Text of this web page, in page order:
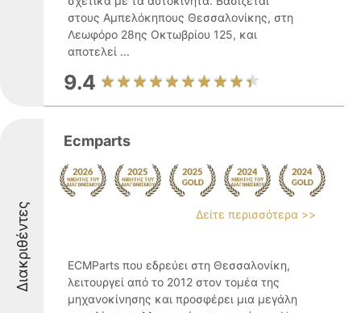
στους Αμπελόκηπους Θεσσαλονίκης, στη
Λεωφόρο 28ης Οκτωβρίου 125, και
αποτελεί ...
9.4
Διακριθέντες
Εcmparts
Δείτε περισσότερα >>
ECMParts που εδρεύει στη Θεσσαλονίκη,
λειτουργεί από το 2012 στον τομέα της
μηχανοκίνησης και προσφέρει μια μεγάλη